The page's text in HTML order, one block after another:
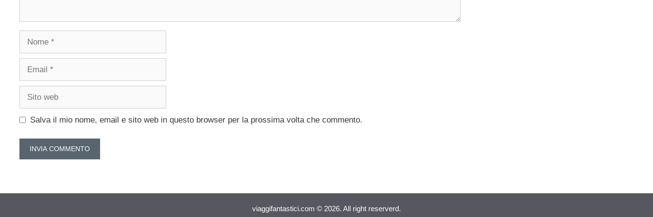
Nome
Email
Sito
Salva il mio nome, email e sito web in questo browser per la prossima volta che commento.
viaggifantastici.com © 2026. All right reserverd.